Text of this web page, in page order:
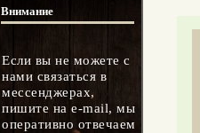
Внимание
Если вы не можете с
нами связаться в
мессенджерах,
пишите на e-mail, мы
оперативно отвечаем